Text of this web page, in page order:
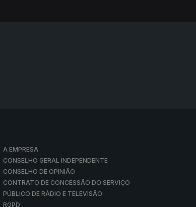
A EMPRESA
CONSELHO GERAL INDEPENDENTE
CONSELHO DE OPINIÃO
CONTRATO DE CONCESSÃO DO SERVIÇO
PÚBLICO DE RÁDIO E TELEVISÃO
RGPD